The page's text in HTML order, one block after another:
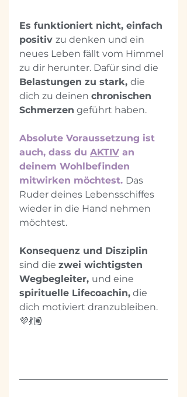
Es funktioniert nicht, einfach
positiv zu denken und ein
neues Leben fällt vom Himmel
zu dir herunter. Dafür sind die
Belastungen zu stark, die
dich zu deinen chronischen
Schmerzen geführt haben.
Absolute Voraussetzung ist
auch, dass du AKTIV an
deinem Wohlbefinden
mitwirken möchtest. Das
Ruder deines Lebensschiffes
wieder in die Hand nehmen
möchtest.
Konsequenz und Disziplin
sind die zwei wichtigsten
Wegbegleiter, und eine
spirituelle Lifecoachin, die
dich motiviert dranzubleiben.
💜💃🏽